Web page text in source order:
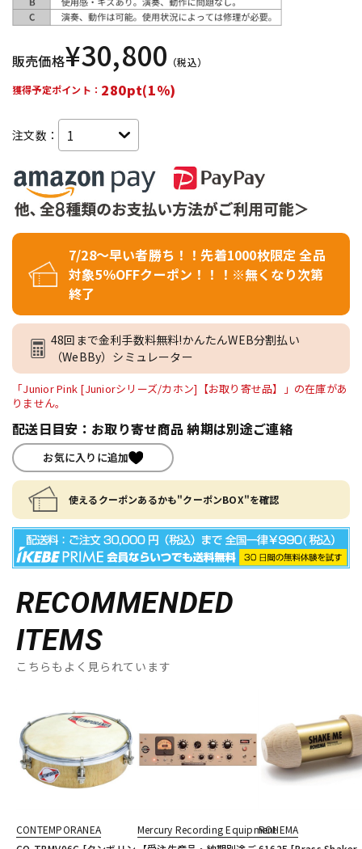
販売価格¥30,800 （税込）
獲得予定ポイント： 280pt(1%)
注文数：
7/28～早い者勝ち！！先着1000枚限定 全品
対象5％OFFクーポン！！！※無くなり次第
終了
48回まで金利手数料無料!かんたんWEB分割払い
（WeBBy）シミュレーター
「Junior Pink [Juniorシリーズ/カホン]【お取り寄せ品】」の在庫があ
りません。
配送日目安：お取り寄せ商品 納期は別途ご連絡
お気に入りに追加
使えるクーポンあるかも"クーポンBOX"を確認
RECOMMENDED
ITEMS
こちらもよく見られています
CONTEMPORANEA
Mercury Recording EquipmentROHEMA